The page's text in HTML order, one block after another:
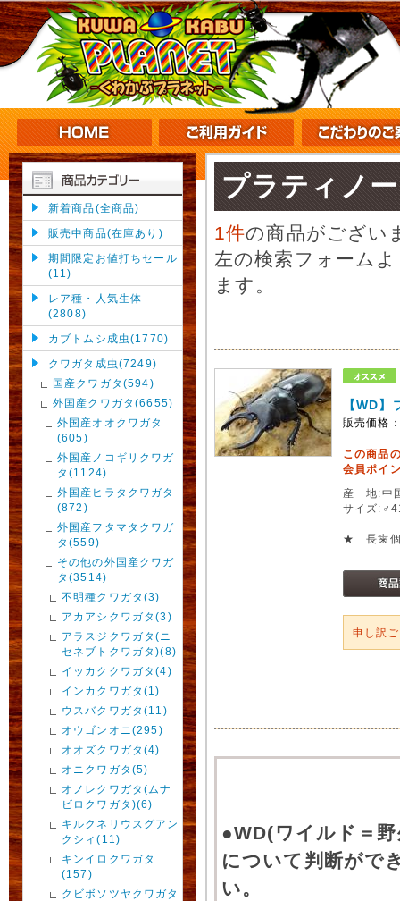
新着商品(全商品)
販売中商品(在庫あり)
期間限定お値打ちセール
(11)
レア種・人気生体
(2808)
カブトムシ成虫(1770)
クワガタ成虫(7249)
国産クワガタ(594)
外国産クワガタ(6655)
外国産オオクワガタ
(605)
外国産ノコギリクワガ
タ(1124)
外国産ヒラタクワガタ
(872)
外国産フタマタクワガ
タ(559)
その他の外国産クワガ
タ(3514)
不明種クワガタ(3)
アカアシクワガタ(3)
アラスジクワガタ(ニ
セネブトクワガタ)(8)
イッカククワガタ(4)
インカクワガタ(1)
ウスバクワガタ(11)
オウゴンオニ(295)
オオズクワガタ(4)
オニクワガタ(5)
オノレクワガタ(ムナ
ビロクワガタ)(6)
キルクネリウスグアン
クシィ(11)
キンイロクワガタ
(157)
クビボソツヤクワガタ
プラティノ
1件の商品がござい
左の検索フォーム
ます。
【WD
販売価格
この商品
会員ポイ
産 地:中
サイズ
★ 長歯
申し訳
●WD(ワイルド＝
について判断がで
い。